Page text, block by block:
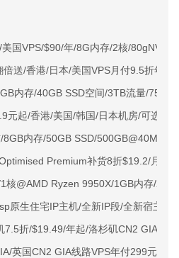
国VPS/$90/年/8G内存/2核/
送/香港/日本/美国VPS月付9.5折年
内存/40GB SSD空间/3TB流量/
元起/香港/美国/韩国/日本机房/可选
内存/50GB SSD/
Premium补货8折$19.2/月起
核@AMD Ryzen 9950X/1GB内存/
原生住宅IP主机/全新IP段/全新宿主机
7.5折/$19.49/年起/洛杉矶CN2 GIA/日
英国CN2 GIA线路VPS年付299元起